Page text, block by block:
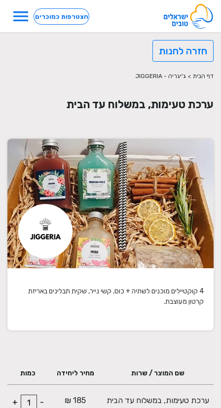
הצטרפות כמוכרים menu
חזרה לחנות
דף הבית > ג'יגריה - JIGGERIA
ערכת טעימות, במשלוח עד הבית
4 קוקטיילים מוכנים לשתיה + כוס, קשי נייר, שקית תבלינים באריזת
קרטון מעוצבת.
שם המוצר / שרות מחיר ליחידה כמות
ערכת טעימות, במשלוח עד הבית 185 ₪
-
+